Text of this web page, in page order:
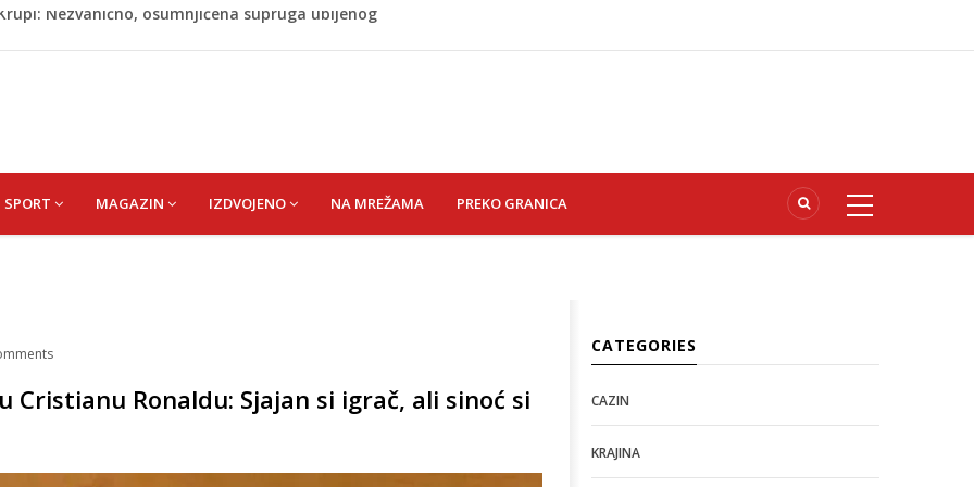
Senija – Sena
obilježavanja godišnjice: "Doživjela sam poniženje
sinu"
Nezvanično, osumnjičena supruga ubijenog
SPORT MAGAZIN IZDVOJENO NA MREŽAMA PREKO GRANICA
Ronaldu: Sjajan si igrač, ali sinoć si
CATEGORIES
CAZIN
KRAJINA